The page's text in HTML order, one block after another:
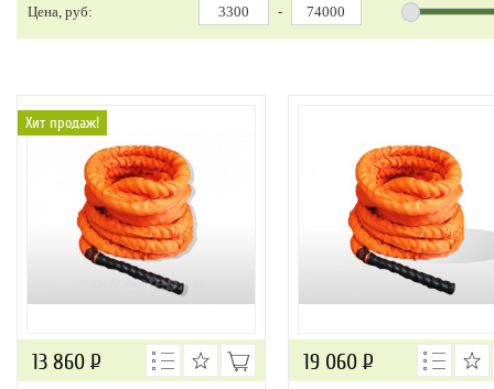
Цена, руб:
-
Хит продаж!
13 860 Р 19 060 Р